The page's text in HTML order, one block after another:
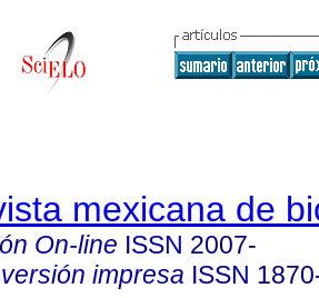
mexicana de
On-line ISSN 2007-
versión impresa ISSN